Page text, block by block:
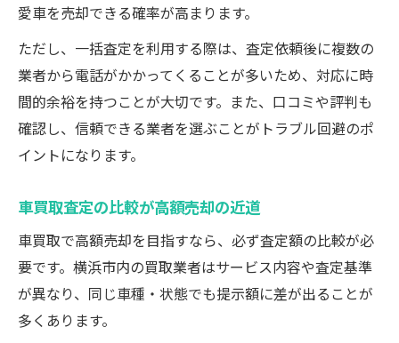
愛車を売却できる確率が高まります。
ただし、一括査定を利用する際は、査定依頼後に複数の
業者から電話がかかってくることが多いため、対応に時
間的余裕を持つことが大切です。また、口コミや評判も
確認し、信頼できる業者を選ぶことがトラブル回避のポ
イントになります。
車買取査定の比較が高額売却の近道
車買取で高額売却を目指すなら、必ず査定額の比較が必
要です。横浜市内の買取業者はサービス内容や査定基準
が異なり、同じ車種・状態でも提示額に差が出ることが
多くあります。